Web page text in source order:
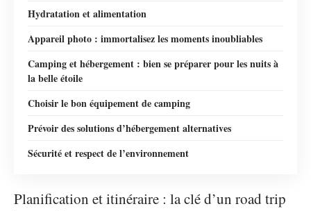
Hydratation et alimentation
Appareil photo : immortalisez les moments inoubliables
Camping et hébergement : bien se préparer pour les nuits à
la belle étoile
Choisir le bon équipement de camping
Prévoir des solutions d’hébergement alternatives
Sécurité et respect de l’environnement
Planification et itinéraire : la clé d’un road trip